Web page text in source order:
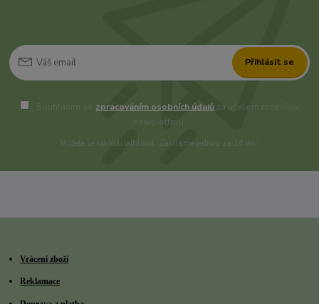
Přihlásit se
Souhlasím se zpracováním osobních údajů za účelem rozesílky
newsletteru.
Můžete se kdykoli odhlásit. Zasíláme jednou za 14 dní.
Vrácení zboží
Reklamace